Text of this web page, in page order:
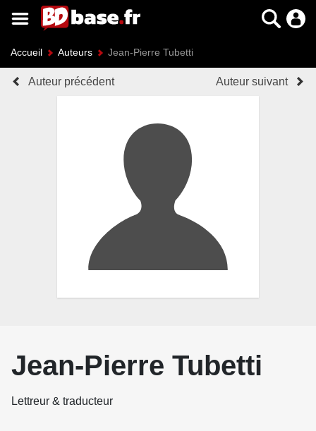
Accueil Auteurs Jean-Pierre Tubetti
Auteur précédent Auteur suivant
Jean-Pierre Tubetti
Lettreur & traducteur